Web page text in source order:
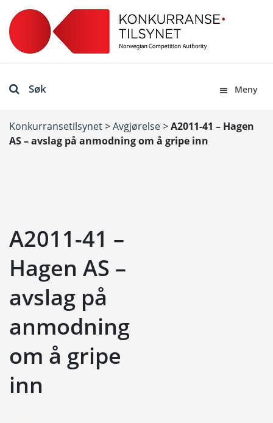
Søk Meny
Konkurransetilsynet>Avgjørelse>A2011-41 – Hagen
AS – avslag på anmodning om å gripe inn
A2011-41 –
Hagen AS –
avslag på
anmodning
om å gripe
inn